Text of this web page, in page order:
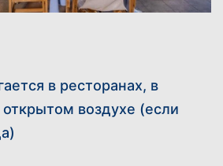
в ресторанах, в
воздухе (если